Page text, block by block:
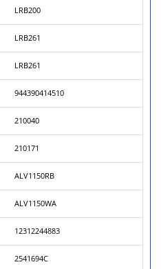
LRB200
LRB261
LRB261
944390414510
210040
210171
ALV1150RB
ALV1150WA
12312244883
2541694C